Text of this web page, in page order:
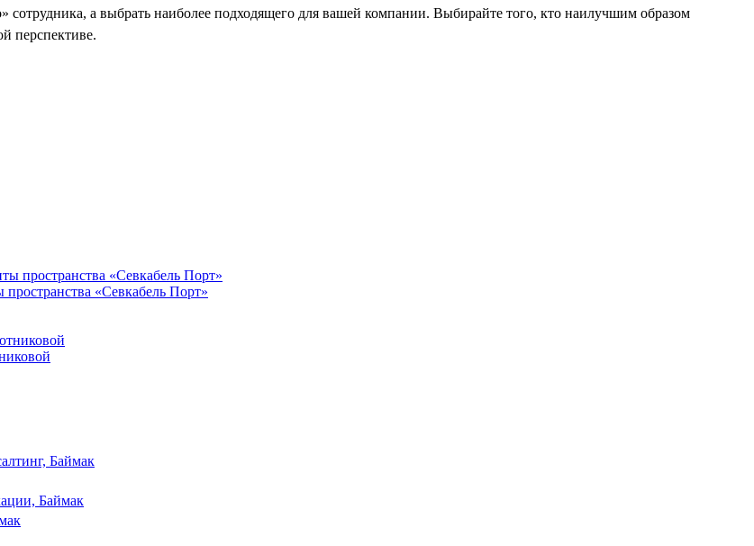
а выбрать наиболее подходящего для вашей компании. Выбирайте того, кто наилучшим образом
перспективе.
«Севкабель Порт»
Баймак
Баймак